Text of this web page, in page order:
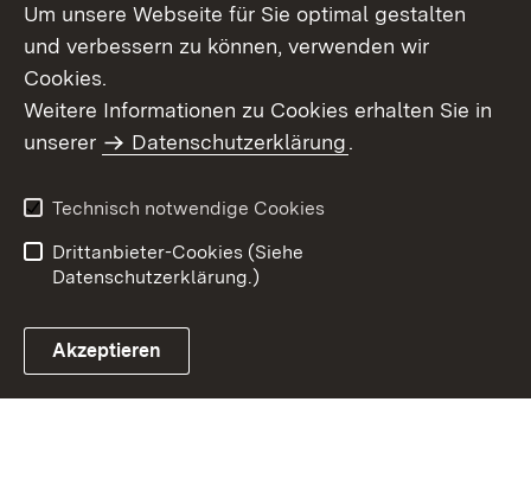
Um unsere Webseite für Sie optimal gestalten
und verbessern zu können, verwenden wir
Cookies.
Weitere Informationen zu Cookies erhalten Sie in
unserer
Datenschutzerklärung.
Technisch notwendige Cookies
Drittanbieter-Cookies (Siehe
Datenschutzerklärung.)
Akzeptieren